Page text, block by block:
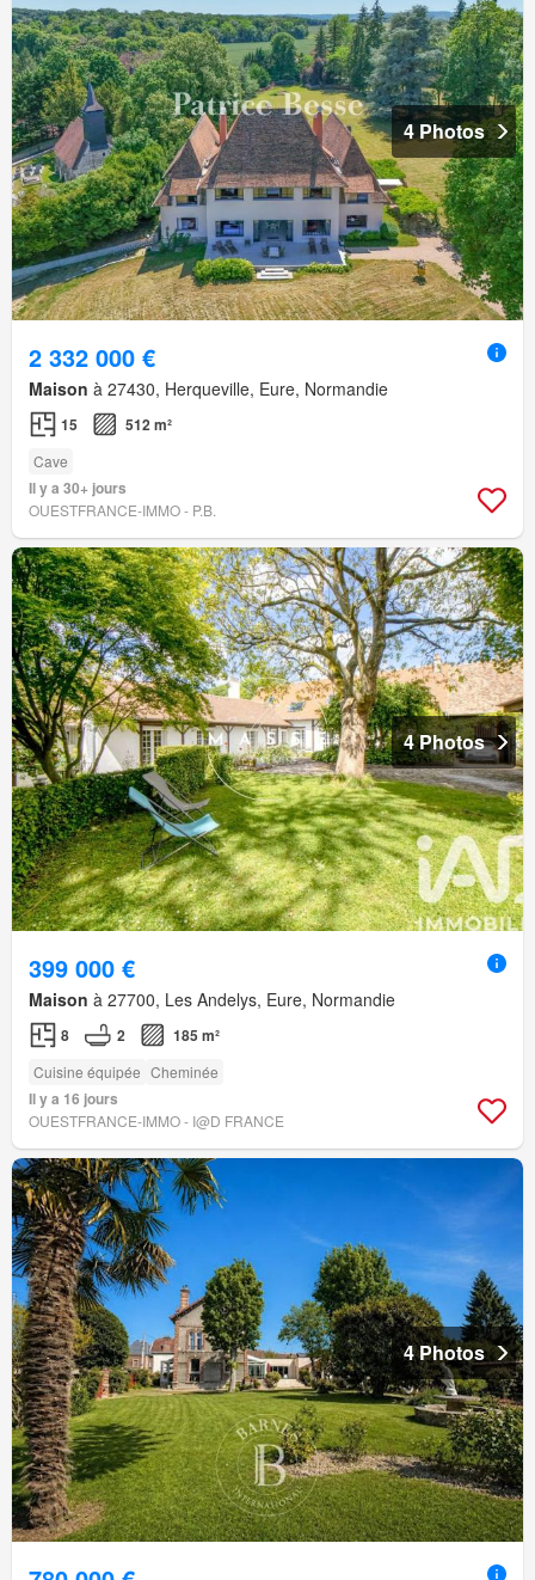
4 Photos
2 332 000 €
Maison à 27430, Herqueville, Eure, Normandie
15 512 m²
Cave
Il y a 30+ jours
OUESTFRANCE-IMMO - P.B.
4 Photos
399 000 €
Maison à 27700, Les Andelys, Eure, Normandie
8 2 185 m²
Cuisine équipée Cheminée
Il y a 16 jours
OUESTFRANCE-IMMO - I@D FRANCE
4 Photos